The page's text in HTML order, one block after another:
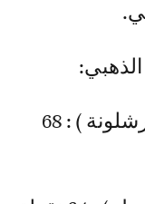
1- الأرجنتيني ليونيل ميسي ( برشلونة ) : 68